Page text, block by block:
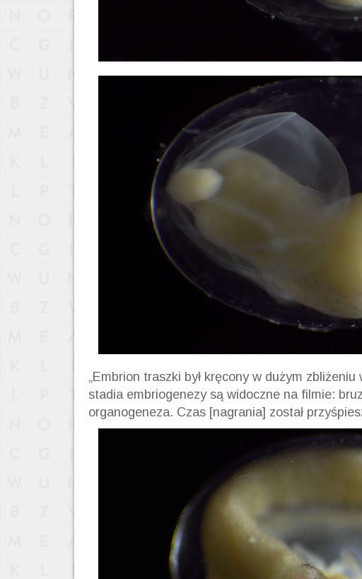
„Embrion traszki był kręcony w dużym
stadia embriogenezy są widoczne na filmie:
organogeneza. Czas [nagrania] został